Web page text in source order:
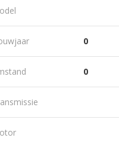
€
0
0